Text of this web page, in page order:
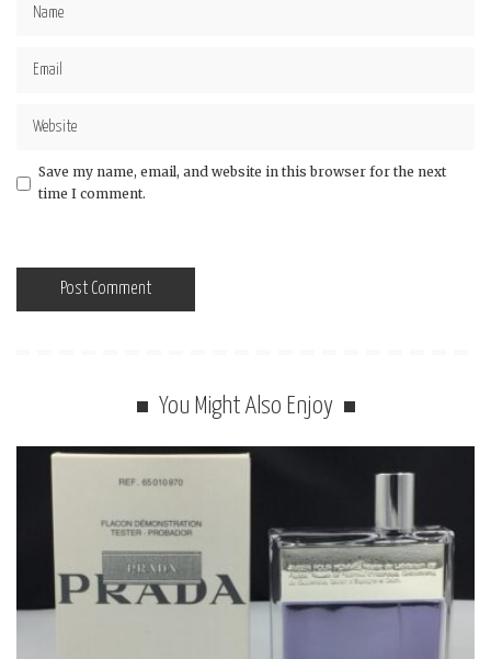
Save my name, email, and website in this browser for the next
time I comment.
You Might Also Enjoy